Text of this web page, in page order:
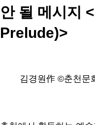
안 될 메시지
Prelude)>
김경원作 ©춘천문